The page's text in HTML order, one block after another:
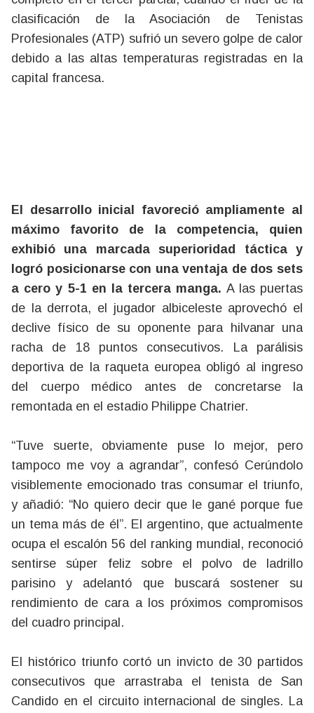
clasificación de la Asociación de Tenistas
Profesionales (ATP) sufrió un severo golpe de calor
debido a las altas temperaturas registradas en la
capital francesa.
El desarrollo inicial favoreció ampliamente al
máximo favorito de la competencia, quien
exhibió una marcada superioridad táctica y
logró posicionarse con una ventaja de dos sets
a cero y 5-1 en la tercera manga. A las puertas
de la derrota, el jugador albiceleste aprovechó el
declive físico de su oponente para hilvanar una
racha de 18 puntos consecutivos. La parálisis
deportiva de la raqueta europea obligó al ingreso
del cuerpo médico antes de concretarse la
remontada en el estadio Philippe Chatrier.
“Tuve suerte, obviamente puse lo mejor, pero
tampoco me voy a agrandar”, confesó Cerúndolo
visiblemente emocionado tras consumar el triunfo,
y añadió: “No quiero decir que le gané porque fue
un tema más de él”. El argentino, que actualmente
ocupa el escalón 56 del ranking mundial, reconoció
sentirse súper feliz sobre el polvo de ladrillo
parisino y adelantó que buscará sostener su
rendimiento de cara a los próximos compromisos
del cuadro principal.
El histórico triunfo cortó un invicto de 30 partidos
consecutivos que arrastraba el tenista de San
Candido en el circuito internacional de singles. La